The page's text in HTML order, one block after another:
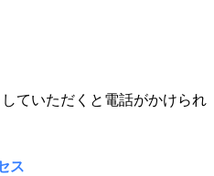
ていただくと電話がかけられ
ス